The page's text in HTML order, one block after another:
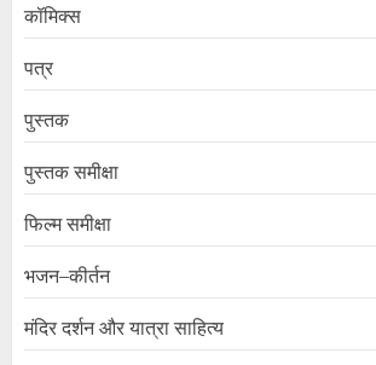
कॉमिक्स
पत्र
पुस्तक
पुस्तक समीक्षा
फिल्म समीक्षा
भजन–कीर्तन
मंदिर दर्शन और यात्रा साहित्य